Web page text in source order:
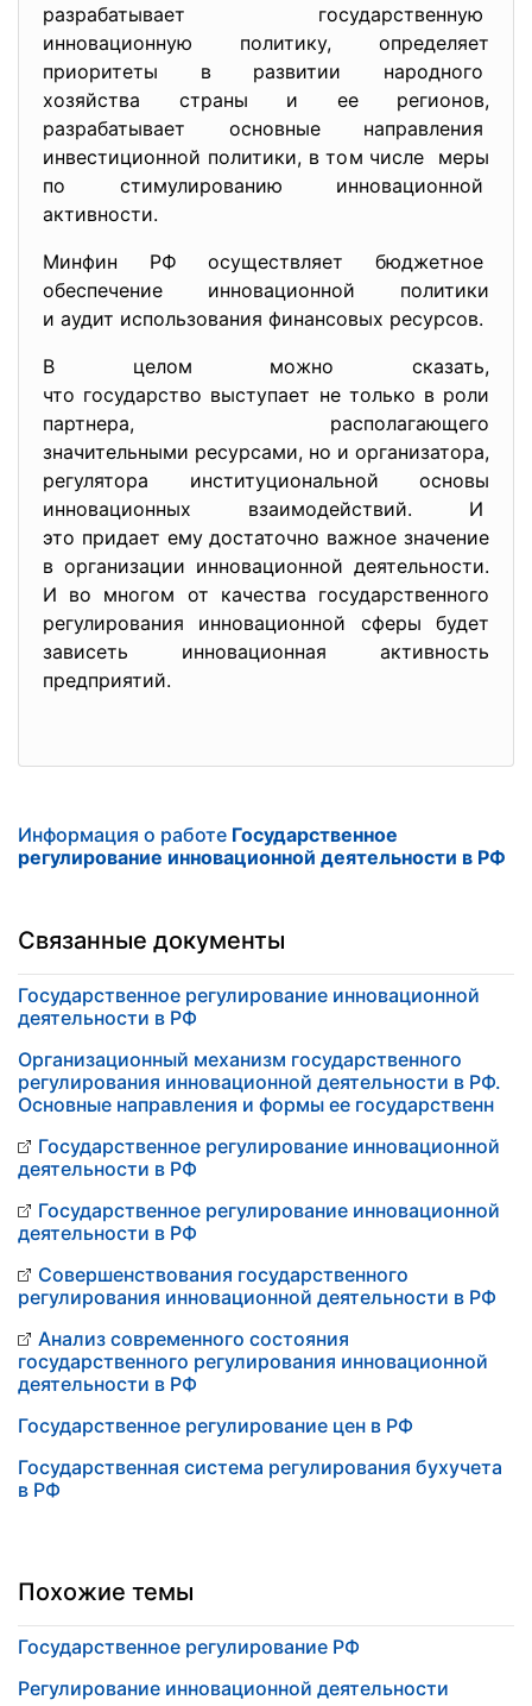
разрабатывает государственную
инновационную политику, определяет
приоритеты в развитии народного
хозяйства страны и ее регионов,
разрабатывает основные направления
инвестиционной политики, в том числе меры
по стимулированию инновационной
активности.
Минфин РФ осуществляет бюджетное
обеспечение инновационной политики
и аудит использования финансовых ресурсов.
В целом можно сказать,
что государство выступает не только в роли
партнера, располагающего
значительными ресурсами, но и организатора,
регулятора институциональной основы
инновационных взаимодействий. И
это придает ему достаточно важное значение
в организации инновационной деятельности.
И во многом от качества государственного
регулирования инновационной сферы будет
зависеть инновационная активность
предприятий.
Информация о работе Государственное
регулирование инновационной деятельности в РФ
Связанные документы
Государственное регулирование инновационной
деятельности в РФ
Организационный механизм государственного
регулирования инновационной деятельности в РФ.
Основные направления и формы ее государственн
Государственное регулирование инновационной
деятельности в РФ
Государственное регулирование инновационной
деятельности в РФ
Совершенствования государственного
регулирования инновационной деятельности в РФ
Анализ современного состояния
государственного регулирования инновационной
деятельности в РФ
Государственное регулирование цен в РФ
Государственная система регулирования бухучета
в РФ
Похожие темы
Государственное регулирование РФ
Регулирование инновационной деятельности